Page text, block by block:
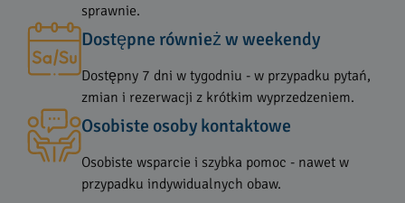
sprawnie.
Dostępne również w weekendy
Dostępny 7 dni w tygodniu - w przypadku pytań,
zmian i rezerwacji z krótkim wyprzedzeniem.
Osobiste osoby kontaktowe
Osobiste wsparcie i szybka pomoc - nawet w
przypadku indywidualnych obaw.